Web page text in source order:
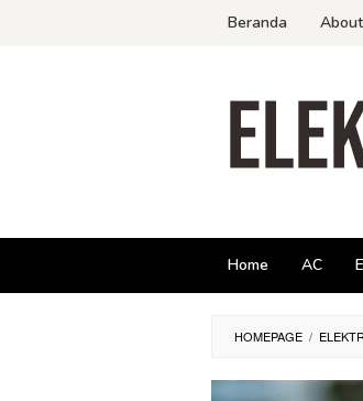
Beranda About
Home AC
HOMEPAGE /